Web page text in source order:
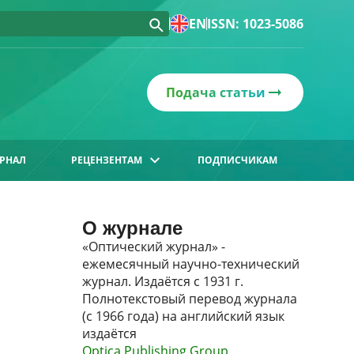
ENISSN: 1023-5086
Подача статьи
РЕЦЕНЗЕНТАМ ПОДПИСЧИКАМ
О журнале
«Оптический журнал» -
ежемесячный научно-технический
журнал. Издаётся с 1931 г.
Полнотекстовый перевод журнала
(с 1966 года) на английский язык
издаётся